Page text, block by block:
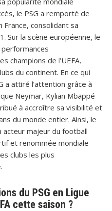
le PSG a remporté de
consolidant sa
Sur la scène européenne, le
champions de l’UEFA,
du continent. En ce qui
a attiré l’attention grâce à
Neymar, Kylian Mbappé
à accroître sa visibilité et
du monde entier. Ainsi, le
acteur majeur du football
et renommée mondiale
clubs les plus
du PSG en Ligue
cette saison ?